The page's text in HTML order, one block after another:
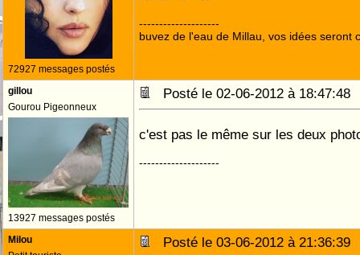
72927 messages postés
--------------------
buvez de l'eau de Millau, vos idées seront
gillou
Gourou Pigeonneux
13927 messages postés
Posté le 02-06-2012 à
c'est pas le même sur les deux
--------------------
Milou
Posté le 03-06-2012 à